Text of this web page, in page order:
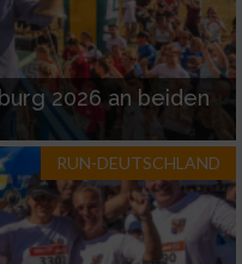
2026 an beiden
RUN-DEUTSCHLAND